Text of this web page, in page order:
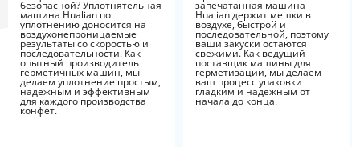
безопасной? Уплотнятельная
машина Hualian по
уплотнению доносится на
воздухонепроницаемые
результаты со скоростью и
последовательности. Как
опытный производитель
герметичных машин, мы
делаем уплотнение простым,
надежным и эффективным
для каждого производства
конфет.
запечатанная машина
Hualian держит мешки в
воздухе, быстрой и
последовательной, поэтому
ваши закуски остаются
свежими. Как ведущий
поставщик машины для
герметизации, мы делаем
ваш процесс упаковки
гладким и надежным от
начала до конца.